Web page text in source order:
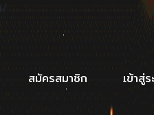
สมัครสมาชิก เข้าสู่